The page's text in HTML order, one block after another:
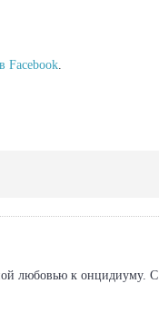
Facebook.
любовью к онцидиуму. С